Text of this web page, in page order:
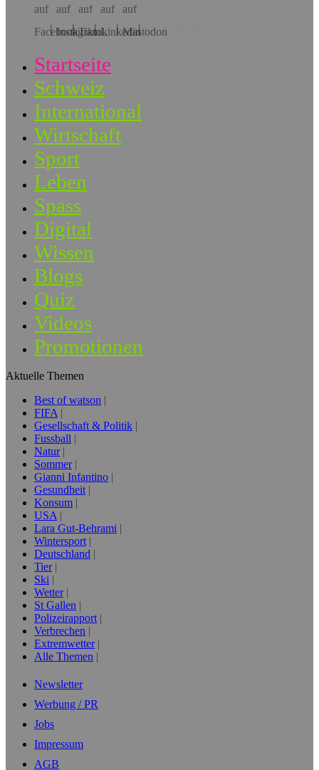
Hol dir die App!
Startseite
Schweiz
International
Wirtschaft
Sport
Leben
Spass
Digital
Wissen
Blogs
Quiz
Videos
Promotionen
Aktuelle Themen
Best of watson
FIFA
Gesellschaft & Politik
Fussball
Natur
Sommer
Gianni Infantino
Gesundheit
Konsum
USA
Lara Gut-Behrami
Wintersport
Deutschland
Tier
Ski
Wetter
St Gallen
Polizeirapport
Verbrechen
Extremwetter
Alle Themen
Newsletter
Werbung / PR
Jobs
Impressum
AGB